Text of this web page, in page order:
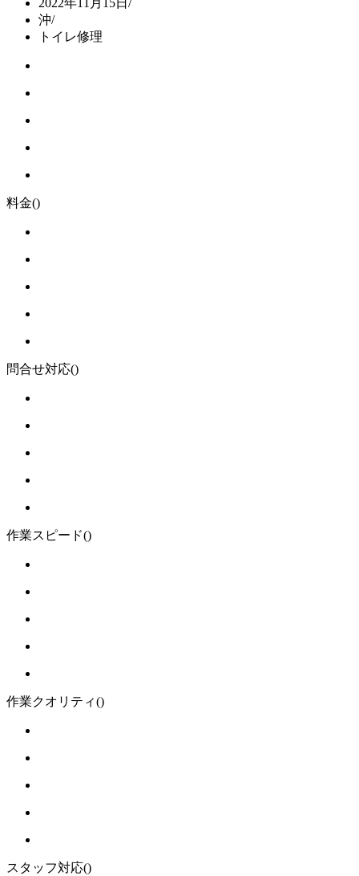
2022年11月15日 /
沖/
トイレ修理
料金()
問合せ対応()
作業スピード()
作業クオリティ()
スタッフ対応()